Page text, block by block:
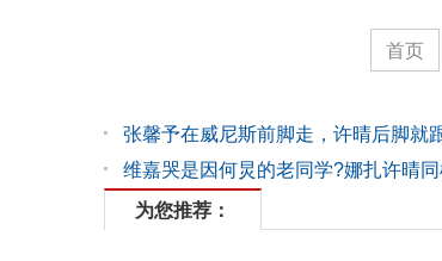
首页
张馨予在威尼斯前脚走，许晴后脚就
维嘉哭是因何炅的老同学?娜扎许晴
为您推荐：